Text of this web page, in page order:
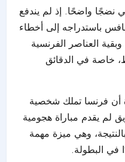
نضجًا واضحًا. إذ لم يندفع
باستدراجه إلى أخطاء
العناصر الفرنسية
خاصة في الدقائق
أن فرنسا تملك شخصية
لم يقدم مباراة هجومية
وهي ميزة مهمة
في البطولة.